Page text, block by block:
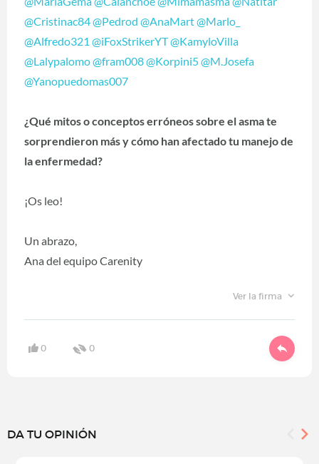
@Cristinac84@Pedrod @AnaMart@Marlo_
@Alfredo321 @iFoxStrikerYT@KamyloVilla
@Lalypalomo@fram008@Korpini5@M.Josefa
@Yanopuedomas007
¿Qué mitos o conceptos erróneos sobre el asma te
sorprendieron más y cómo han afectado tu manejo de
la enfermedad?
¡Os leo!
Un abrazo,
Ana del equipo Carenity
Ver la firma
0 0
DA TU OPINIÓN